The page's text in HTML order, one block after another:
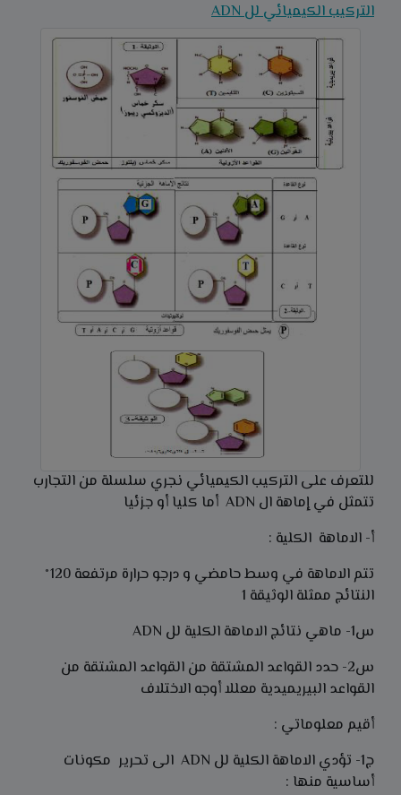
التركيب الكيميائي لل ADN
للتعرف على التركيب الكيميائي نجري سلسلة من التجارب
تتمثل في إماهة ال ADN أما كليا أو جزئيا
أ- الاماهة الكلية :
تتم الاماهة في وسط حامضي و درجو حرارة مرتفعة 120°
النتائج ممثلة الوثيقة 1
س1- ماهي نتائج الاماهة الكلية لل ADN
س2- حدد القواعد المشتقة من القواعد المشتقة من
القواعد البيريميدية معللا أوجه الاختلاف
أقيم معلوماتي :
ج1- تؤدي الاماهة الكلية لل ADN الى تحرير مكونات
أساسية منها :